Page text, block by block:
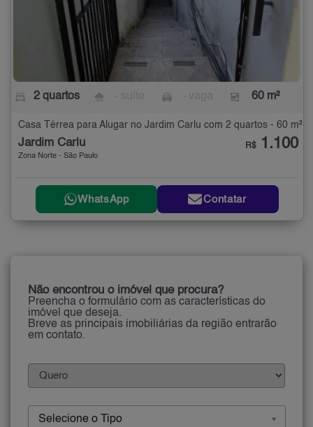
2 quartos 60 m²
Casa Térrea para Alugar no Jardim Carlu com 2 quartos - 60 m²
Jardim Carlu
Zona Norte - São Paulo
R$ 1.100
WhatsApp Contatar
Não encontrou o imóvel que procura?
Preencha o formulário com as características do
imóvel que deseja.
Breve as principais imobiliárias da região entrarão
em contato.
Selecione o Tipo